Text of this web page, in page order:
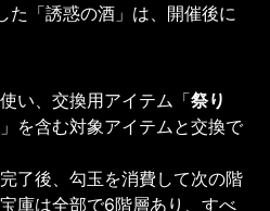
た「誘惑の酒」は、開催後に
い、交換用アイテム「祭り
」を含む対象アイテムと交換で
了後、勾玉を消費して次の階
庫は全部で6階層あり、すべ